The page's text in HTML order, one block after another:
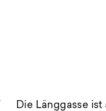
Die Länggasse